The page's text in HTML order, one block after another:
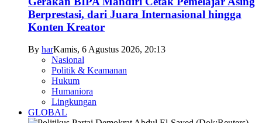
Berprestasi, dari Juara Internasional hingga
Konten Kreator
By harKamis, 6 Agustus 2026, 20:13
Nasional
Politik & Keamanan
Hukum
Humaniora
Lingkungan
GLOBAL